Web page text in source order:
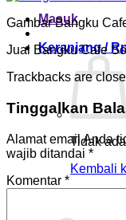
Masuk
Keranjang /
Tidak
Kembali
Gambar Bangku
Jual Bangku Cafe
Trackbacks are
Tinggalkan
Alamat email Anda
wajib ditandai *
Komentar *